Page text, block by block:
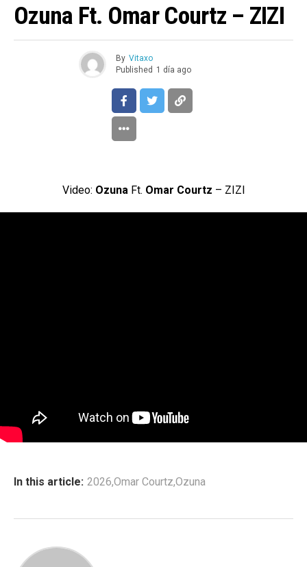
Ozuna Ft. Omar Courtz – ZIZI
By Vitaxo
Published 1 día ago
Video: Ozuna Ft. Omar Courtz – ZIZI
In this article: 2026,Omar Courtz,Ozuna